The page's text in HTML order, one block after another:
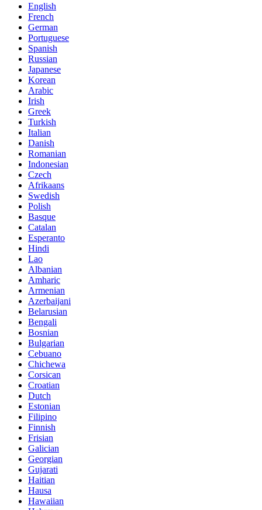
English
French
German
Portuguese
Spanish
Russian
Japanese
Korean
Arabic
Irish
Greek
Turkish
Italian
Danish
Romanian
Indonesian
Czech
Afrikaans
Swedish
Polish
Basque
Catalan
Esperanto
Hindi
Lao
Albanian
Amharic
Armenian
Azerbaijani
Belarusian
Bengali
Bosnian
Bulgarian
Cebuano
Chichewa
Corsican
Croatian
Dutch
Estonian
Filipino
Finnish
Frisian
Galician
Georgian
Gujarati
Haitian
Hausa
Hawaiian